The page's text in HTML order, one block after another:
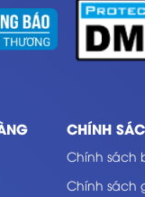
CHÍNH
Chính sách
Chính sách